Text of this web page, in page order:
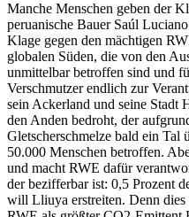
Manche Menschen geben der
peruanische Bauer Saúl
Klage gegen den mächtigen
globalen Süden, die von den
unmittelbar betroffen sind und
Verschmutzer endlich zur
sein Ackerland und seine Stadt
den Anden bedroht, der
Gletscherschmelze bald ein
50.000 Menschen betroffen.
und macht RWE dafür
der bezifferbar ist: 0,5 Prozent
will Lliuya erstreiten. Denn